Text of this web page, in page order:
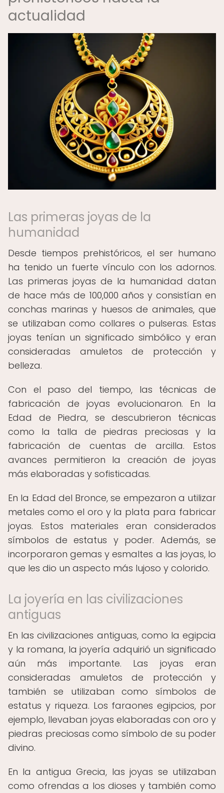
actualidad
Las primeras joyas de la
humanidad
Desde tiempos prehistóricos, el ser humano
ha tenido un fuerte vínculo con los adornos.
Las primeras joyas de la humanidad datan
de hace más de 100,000 años y consistían en
conchas marinas y huesos de animales, que
se utilizaban como collares o pulseras. Estas
joyas tenían un significado simbólico y eran
consideradas amuletos de protección y
belleza.
Con el paso del tiempo, las técnicas de
fabricación de joyas evolucionaron. En la
Edad de Piedra, se descubrieron técnicas
como la talla de piedras preciosas y la
fabricación de cuentas de arcilla. Estos
avances permitieron la creación de joyas
más elaboradas y sofisticadas.
En la Edad del Bronce, se empezaron a utilizar
metales como el oro y la plata para fabricar
joyas. Estos materiales eran considerados
símbolos de estatus y poder. Además, se
incorporaron gemas y esmaltes a las joyas, lo
que les dio un aspecto más lujoso y colorido.
La joyería en las civilizaciones
antiguas
En las civilizaciones antiguas, como la egipcia
y la romana, la joyería adquirió un significado
aún más importante. Las joyas eran
consideradas amuletos de protección y
también se utilizaban como símbolos de
estatus y riqueza. Los faraones egipcios, por
ejemplo, llevaban joyas elaboradas con oro y
piedras preciosas como símbolo de su poder
divino.
En la antigua Grecia, las joyas se utilizaban
como ofrendas a los dioses y también como